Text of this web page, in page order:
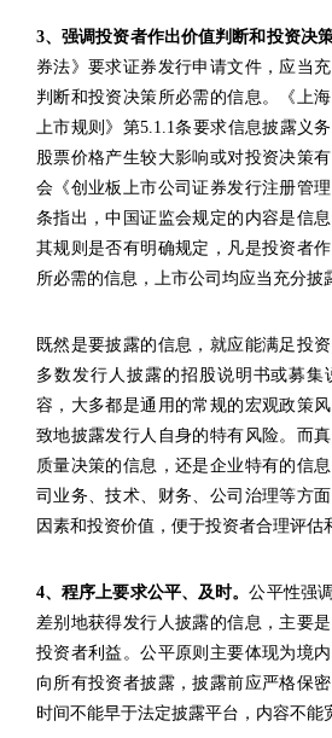
3、强调投资者作出价值判断和投资决
券法》要求证券发行申请文件，应当
判断和投资决策所必需的信息。《上
上市规则》第5.1.1条要求信息披露义
股票价格产生较大影响或对投资决策
会《创业板上市公司证券发行注册管
条指出，中国证监会规定的内容是信
其规则是否有明确规定，凡是投资者
所必需的信息，上市公司均应当充分披
既然是要披露的信息，就应能满足投
多数发行人披露的招股说明书或募集
容，大多都是通用的常规的宏观政策
致地披露发行人自身的特有风险。而
质量决策的信息，还是企业特有的信
司业务、技术、财务、公司治理等方
因素和投资价值，便于投资者合理评估
4、程序上要求公平、及时。公平性强
差别地获得发行人披露的信息，主要
投资者利益。公平原则主要体现为境
向所有投资者披露，披露前应严格保
时间不能早于法定披露平台，内容不能